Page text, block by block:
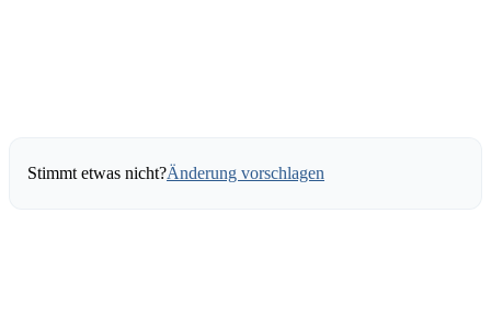
Stimmt etwas nicht?Änderung vorschlagen